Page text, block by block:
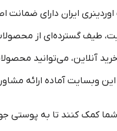
ایران دارای ضمانت
طیف گسترده‌ای از
آنلاین، می‌توانید
وبسایت آماده ارائه
کمک کنند تا به پوستی